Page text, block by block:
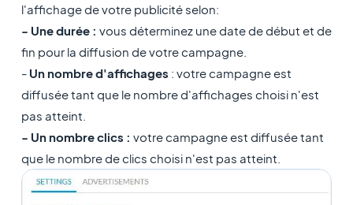
l'affichage de votre publicité selon:
- Une durée : vous déterminez une date de début et de
fin pour la diffusion de votre campagne.
- Un nombre d'affichages : votre campagne est
diffusée tant que le nombre d'affichages choisi n'est
pas atteint.
- Un nombre clics : votre campagne est diffusée tant
que le nombre de clics choisi n'est pas atteint.